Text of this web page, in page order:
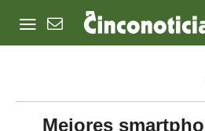
Mejores